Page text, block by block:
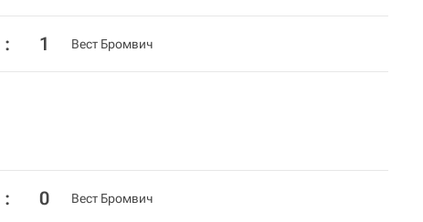
: 1 Вест Бромвич
: 0 Вест Бромвич